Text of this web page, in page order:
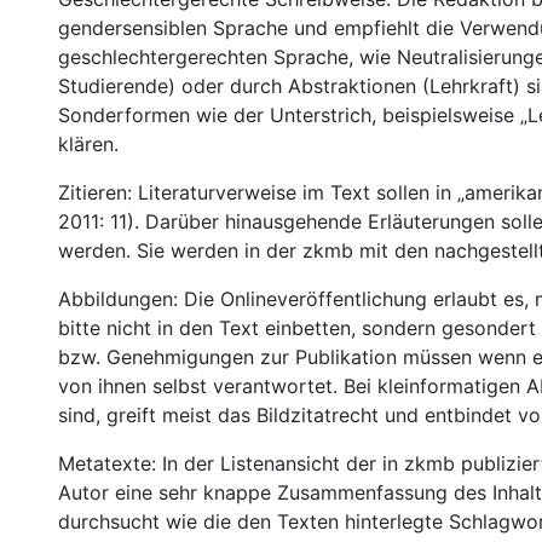
gendersensiblen Sprache und empfiehlt die
geschlechtergerechten Sprache, wie
Studierende) oder durch Abstraktionen (Lehrkraft)
Sonderformen wie der Unterstrich, beispielsweise
klären.
Zitieren: Literaturverweise im Text sollen in
2011: 11). Darüber hinausgehende Erläuterungen
werden. Sie werden in der zkmb mit den
Abbildungen: Die Onlineveröffentlichung erlaubt
bitte nicht in den Text einbetten, sondern
bzw. Genehmigungen zur Publikation müssen
von ihnen selbst verantwortet. Bei kleinformatigen
sind, greift meist das Bildzitatrecht und entbindet
Metatexte: In der Listenansicht der in zkmb
Autor eine sehr knappe Zusammenfassung des
durchsucht wie die den Texten hinterlegte